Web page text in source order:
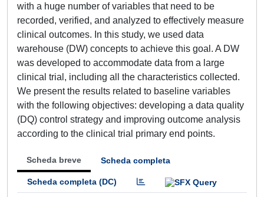
with a huge number of variables that need to be
recorded, verified, and analyzed to effectively measure
clinical outcomes. In this study, we used data
warehouse (DW) concepts to achieve this goal. A DW
was developed to accommodate data from a large
clinical trial, including all the characteristics collected.
We present the results related to baseline variables
with the following objectives: developing a data quality
(DQ) control strategy and improving outcome analysis
according to the clinical trial primary end points.
Scheda breve Scheda completa
Scheda completa (DC)